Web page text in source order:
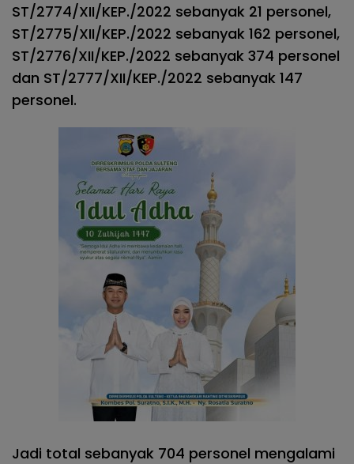
ST/2774/XII/KEP./2022 sebanyak 21 personel,
ST/2775/XII/KEP./2022 sebanyak 162 personel,
ST/2776/XII/KEP./2022 sebanyak 374 personel
dan ST/2777/XII/KEP./2022 sebanyak 147
personel.
Jadi total sebanyak 704 personel mengalami